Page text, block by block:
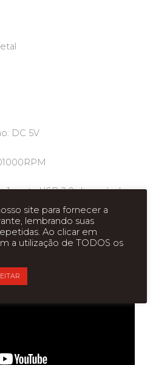
DC 5V
1 porta USB 2.0 disponível
site para fornecer a
lembrando suas
Ao clicar em
a utilização de TODOS os